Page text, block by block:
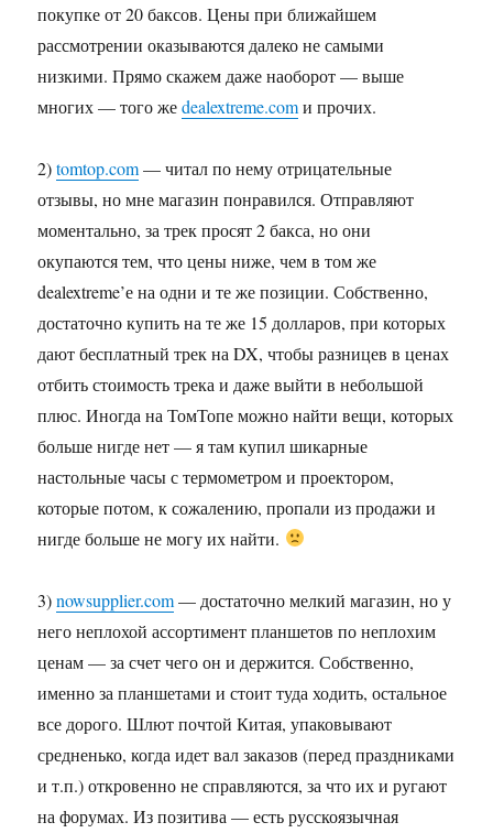
покупке от 20 баксов. Цены при ближайшем
рассмотрении оказываются далеко не самыми
низкими. Прямо скажем даже наоборот — выше
многих — того жеdealextreme.comи прочих.
2)tomtop.com— читал по нему отрицательные
отзывы, но мне магазин понравился. Отправляют
моментально, за трек просят 2 бакса, но они
окупаются тем, что цены ниже, чем в том же
dealextreme’е на одни и те же позиции. Собственно,
достаточно купить на те же 15 долларов, при которых
дают бесплатный трек на DX, чтобы разницев в ценах
отбить стоимость трека и даже выйти в небольшой
плюс. Иногда на ТомТопе можно найти вещи, которых
больше нигде нет — я там купил шикарные
настольные часы с термометром и проектором,
которые потом, к сожалению, пропали из продажи и
нигде больше не могу их найти.
3)nowsupplier.com— достаточно мелкий магазин, но у
него неплохой ассортимент планшетов по неплохим
ценам — за счет чего он и держится. Собственно,
именно за планшетами и стоит туда ходить, остальное
все дорого. Шлют почтой Китая, упаковывают
средненько, когда идет вал заказов (перед праздниками
и т.п.) откровенно не справляются, за что их и ругают
на форумах. Из позитива — есть русскоязычная